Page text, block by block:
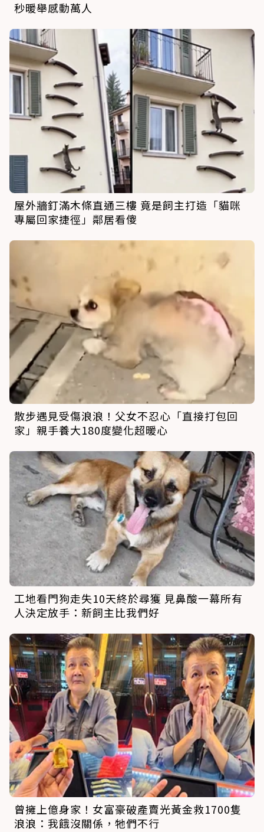
秒暖舉感動萬人
屋外牆釘滿木條直通三樓 竟是飼主打造「貓咪
專屬回家捷徑」鄰居看傻
散步遇見受傷浪浪！父女不忍心「直接打包回
家」親手養大180度變化超暖心
工地看門狗走失10天終於尋獲 見鼻酸一幕所有
人決定放手：新飼主比我們好
曾擁上億身家！女富豪破產賣光黃金救1700隻
浪浪：我餓沒關係，牠們不行